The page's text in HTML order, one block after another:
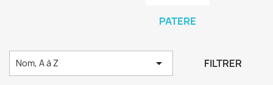
PATERE
Nom, A à Z  FILTRER